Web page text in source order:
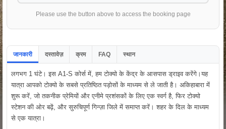
Please use the button above to access the booking page
जानकारी दस्तावेज़ क्रम FAQ स्थान
लगभग 1 घंटे। इस A1-S कोर्स में, हम टोक्यो के केंद्र के आसपास ड्राइव करेंगे।यह
यात्रा आपको टोक्यो के सबसे प्रतिष्ठित पड़ोसों के माध्यम से ले जाती है। अकिहाबारा में
शुरू करें, जो तकनीक प्रेमियों और एनीमे प्रशंसकों के लिए एक स्वर्ग है, फिर टोक्यो
स्टेशन की ओर बढ़ें, और सुरुचिपूर्ण गिन्ज़ा जिले में समाप्त करें। शहर के दिल के माध्यम
से एक यात्रा।